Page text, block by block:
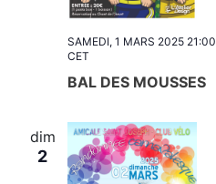
BAL DES MOUSSES
SAMEDI, 1 MARS 2025 21:00
CET
dim
2